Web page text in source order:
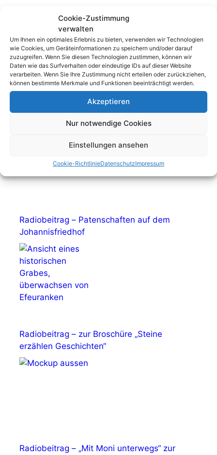
Cookie-Zustimmung
verwalten
Um Ihnen ein optimales Erlebnis zu bieten, verwenden wir Technologien
wie Cookies, um Geräteinformationen zu speichern und/oder darauf
zuzugreifen. Wenn Sie diesen Technologien zustimmen, können wir
Daten wie das Surfverhalten oder eindeutige IDs auf dieser Website
verarbeiten. Wenn Sie Ihre Zustimmung nicht erteilen oder zurückziehen,
können bestimmte Merkmale und Funktionen beeinträchtigt werden.
Akzeptieren
Nur notwendige Cookies
Einstellungen ansehen
Cookie-RichtlinieDatenschutzImpressum
Radiobeiträge
Podcast – ein Einblick in unsere Arbeit
Radiobeitrag – Patenschaften auf dem
Johannisfriedhof
Radiobeitrag – zur Broschüre „Steine
erzählen Geschichten“
Radiobeitrag – „Mit Moni unterwegs“ zur